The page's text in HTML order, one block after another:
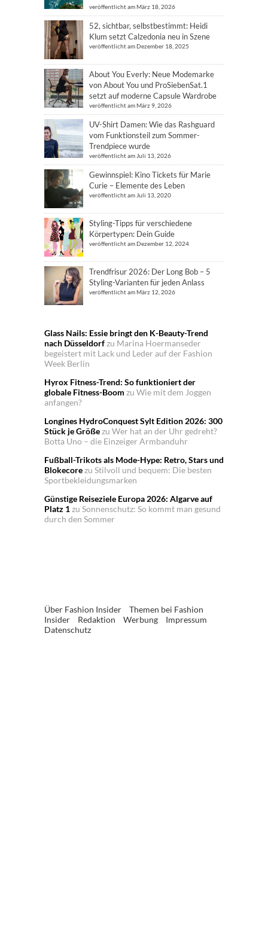
veröffentlicht am März 18, 2026
52, sichtbar, selbstbestimmt: Heidi
Klum setzt Calzedonia neu in Szene
veröffentlicht am Dezember 18, 2025
About You Everly: Neue Modemarke
von About You und ProSiebenSat.1
setzt auf moderne Capsule Wardrobe
veröffentlicht am März 9, 2026
UV-Shirt Damen: Wie das Rashguard
vom Funktionsteil zum Sommer-
Trendpiece wurde
veröffentlicht am Juli 13, 2026
Gewinnspiel: Kino Tickets für Marie
Curie – Elemente des Leben
veröffentlicht am Juli 13, 2020
Styling-Tipps für verschiedene
Körpertypen: Dein Guide
veröffentlicht am Dezember 12, 2024
Trendfrisur 2026: Der Long Bob – 5
Styling-Varianten für jeden Anlass
veröffentlicht am März 12, 2026
Glass Nails: Essie bringt den K-Beauty-Trend
nach Düsseldorfzu Marina Hoermanseder
begeistert mit Lack und Leder auf der Fashion
Week Berlin
Hyrox Fitness-Trend: So funktioniert der
globale Fitness-Boom zu Wie mit dem Joggen
anfangen?
Longines HydroConquest Sylt Edition 2026: 300
Stück je Größezu Wer hat an der Uhr gedreht?
Botta Uno – die Einzeiger Armbanduhr
Fußball-Trikots als Mode-Hype: Retro, Stars und
Blokecorezu Stilvoll und bequem: Die besten
Sportbekleidungsmarken
Günstige Reiseziele Europa 2026: Algarve auf
Platz 1zu Sonnenschutz: So kommt man gesund
durch den Sommer
Über Fashion Insider
Themen bei Fashion
Insider
Redaktion Werbung
Impressum
Datenschutz